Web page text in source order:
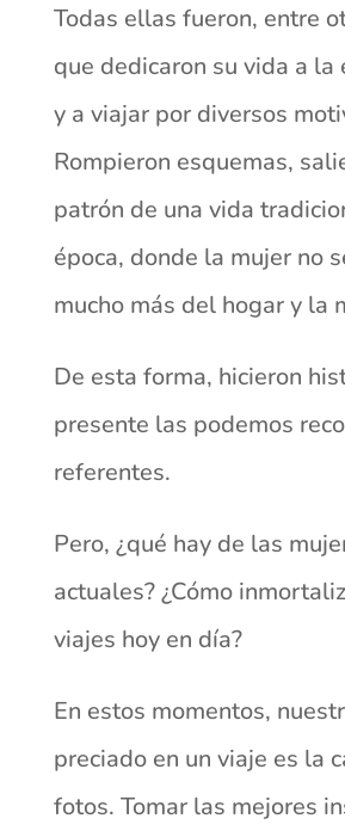
Todas ellas fueron, entre
que dedicaron su vida a la
y a viajar por diversos
Rompieron esquemas,
patrón de una vida
época, donde la mujer no
mucho más del hogar y la
De esta forma, hicieron
presente las podemos
referentes.
Pero, ¿qué hay de las
actuales? ¿Cómo
viajes hoy en día?
En estos momentos,
preciado en un viaje es la
fotos. Tomar las mejores